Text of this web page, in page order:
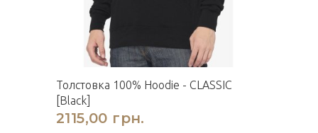
Толстовка 100% Hoodie - CLASSIC
[Black]
2115,00 грн.